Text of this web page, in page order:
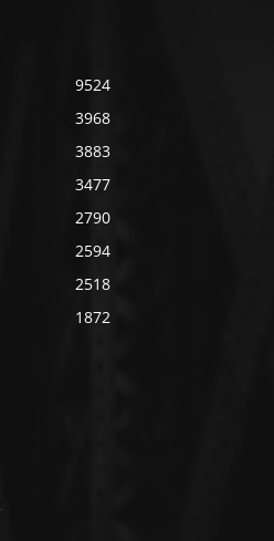
9524
3968
3883
3477
2790
2594
2518
1872